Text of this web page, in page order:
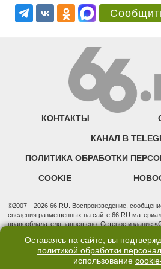
КОНТАКТЫ
КАНАЛ В
ПОЛИТИКА ОБРАБОТКИ
COOKIE
©2007—2026 66.RU. Воспроизведение,
сведения размещенных на сайте 66.RU
правообладателя запрещено. Сетевое издание
надзору в сфере связи, информационных
(Роскомнадзор). Регистрационный номер ЭЛ №
Учредитель: Общество с ограниченной
Оставаясь на сайте, вы
политикой обработки
использование